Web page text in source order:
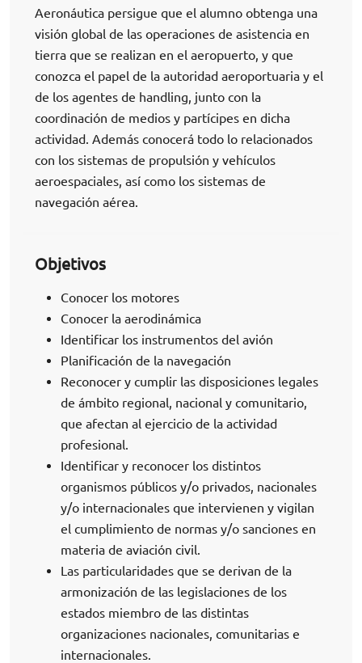
Aeronáutica persigue que el alumno obtenga una
visión global de las operaciones de asistencia en
tierra que se realizan en el aeropuerto, y que
conozca el papel de la autoridad aeroportuaria y el
de los agentes de handling, junto con la
coordinación de medios y partícipes en dicha
actividad. Además conocerá todo lo relacionados
con los sistemas de propulsión y vehículos
aeroespaciales, así como los sistemas de
navegación aérea.
Objetivos
Conocer los motores
Conocer la aerodinámica
Identificar los instrumentos del avión
Planificación de la navegación
Reconocer y cumplir las disposiciones legales
de ámbito regional, nacional y comunitario,
que afectan al ejercicio de la actividad
profesional.
Identificar y reconocer los distintos
organismos públicos y/o privados, nacionales
y/o internacionales que intervienen y vigilan
el cumplimiento de normas y/o sanciones en
materia de aviación civil.
Las particularidades que se derivan de la
armonización de las legislaciones de los
estados miembro de las distintas
organizaciones nacionales, comunitarias e
internacionales.